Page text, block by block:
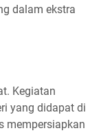
dalam ekstra
Kegiatan
yang didapat di
mempersiapkan